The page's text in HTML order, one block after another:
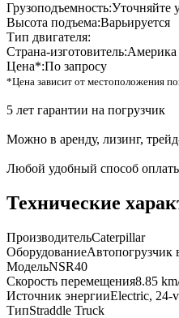
Грузоподъемность:Уточняйте
Высота подъема:Варьируется
Тип двигателя:
Страна-изготовитель:Америка
Цена*:По запросу
*Цена зависит от местоположения
5 лет гарантии на погрузчик
Можно в аренду, лизинг,
Любой удобный способ
Технические
ПроизводительCaterpillar
ОборудованиеАвтопогрузчик
МодельNSR40
Скорость перемещения8.85
Источник энергииElectric, 24-
ТипStraddle Truck